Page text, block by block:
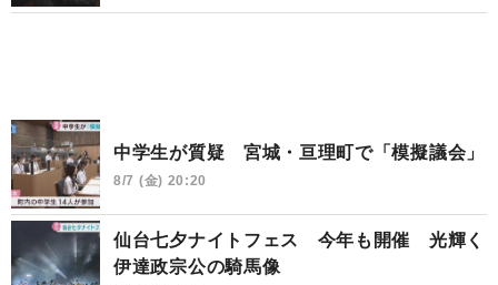
中学生が質疑 宮城・亘理町で「模擬議会」
8/7 (金) 20:20
仙台七夕ナイトフェス 今年も開催 光輝く
伊達政宗公の騎馬像